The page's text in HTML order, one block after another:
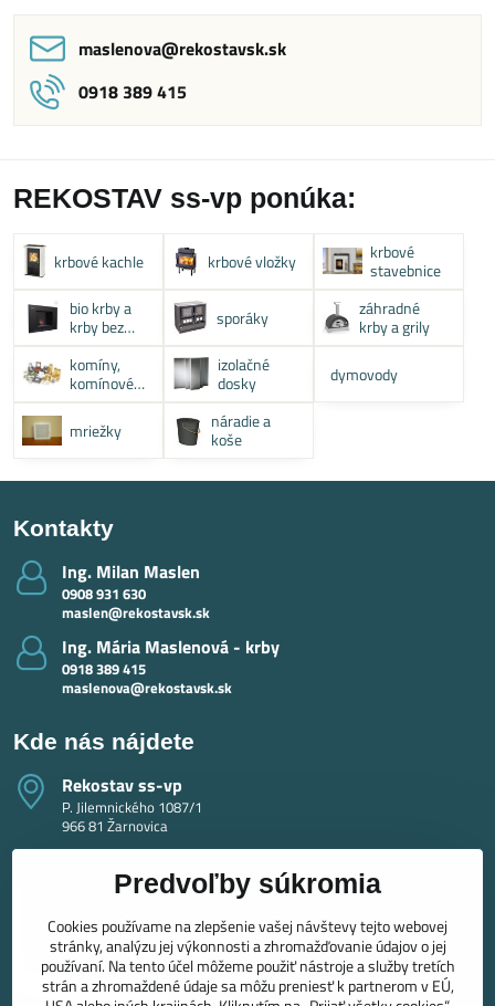
maslenova​@rekostavsk​.sk
0918 389 415
REKOSTAV ss-vp ponúka:
krbové kachle krbové vložky
krbové
stavebnice
bio krby a
krby bez
komína
sporáky
záhradné
krby a grily
komíny,
komínové
systémy
izolačné
dosky
dymovody
mriežky
náradie a
koše
Kontakty
Ing​. Milan Maslen
0908 931 630
maslen@rekostavsk.sk
Ing​. Mária Maslenová - krby
0918 389 415
maslenova@rekostavsk.sk
Kde nás nájdete
Rekostav ss-vp
P. Jilemnického 1087/1
966 81 Žarnovica
Predvoľby súkromia
Cookies používame na zlepšenie vašej návštevy tejto webovej
stránky, analýzu jej výkonnosti a zhromažďovanie údajov o jej
používaní. Na tento účel môžeme použiť nástroje a služby tretích
strán a zhromaždené údaje sa môžu preniesť k partnerom v EÚ,